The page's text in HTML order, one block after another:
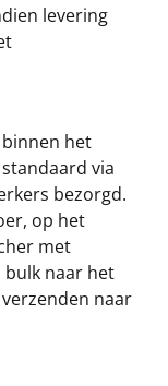
levering
het
via
bezorgd.
op het
met
bulk naar het
naar